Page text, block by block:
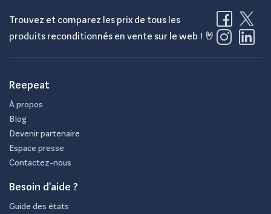
Trouvez et comparez les prix de tous les
produits reconditionnés en vente sur le web ! 🤘
Reepeat
À propos
Blog
Devenir partenaire
Espace presse
Contactez-nous
Besoin d'aide ?
Guide des états